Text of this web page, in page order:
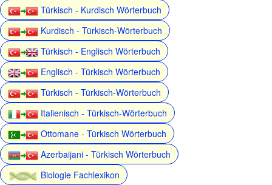
Türkisch - Kurdisch Wörterbuch
Kurdisch - Türkisch-Wörterbuch
Türkisch - Englisch Wörterbuch
Englisch - Türkisch Wörterbuch
Türkisch - Türkisch-Wörterbuch
Italienisch - Türkisch-Wörterbuch
Ottomane - Türkisch Wörterbuch
Azerbaijani - Türkisch Wörterbuch
Biologie Fachlexikon